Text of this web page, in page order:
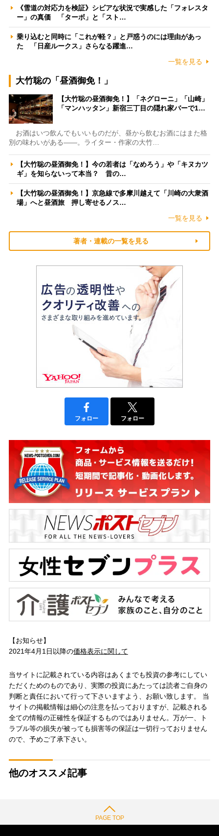
《雪道の対応力を検証》シビアな状況で実感した「フォレスタ
ー」の真価 「ターボ」と「スト…
乗り込むと同時に「これが軽？」と戸惑うのには理由があっ
た 「日産ルークス」さらなる躍進…
一覧を見る
大竹聡の「昼酒御免！」
【大竹聡の昼酒御免！】「ネグローニ」「山崎」
「マンハッタン」新宿三丁目の隠れ家バーで1…
お酒はいつ飲んでもいいものだが、昼から飲むお酒にはまた格
別の味わいがある――。ライター・作家の大竹…
【大竹聡の昼酒御免！】今の若者は「なめろう」や「キヌカツ
ギ」を知らないって本当？ 昔の…
【大竹聡の昼酒御免！】京急線で多摩川越えて「川崎の大衆酒
場」へと昼酒旅 押し寄せるノス…
一覧を見る
著者・連載の一覧を見る
フォロー フォロー
【お知らせ】
2021年4月1日以降の価格表示に関して
当サイトに記載されている内容はあくまでも投資の参考にしてい
ただくためのものであり、実際の投資にあたっては読者ご自身の
判断と責任において行って下さいますよう、お願い致します。 当
サイトの掲載情報は細心の注意を払っておりますが、記載される
全ての情報の正確性を保証するものではありません。万が一、ト
ラブル等の損失が被っても損害等の保証は一切行っておりません
ので、予めご了承下さい。
他のオススメ記事
PAGE TOP